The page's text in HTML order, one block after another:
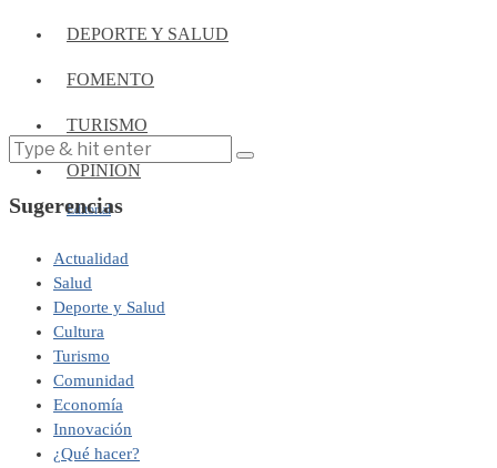
DEPORTE Y SALUD
FOMENTO
TURISMO
OPINIÓN
Editorial
Sugerencias
Actualidad
Salud
Deporte y Salud
Cultura
Turismo
Comunidad
Economía
Innovación
¿Qué hacer?